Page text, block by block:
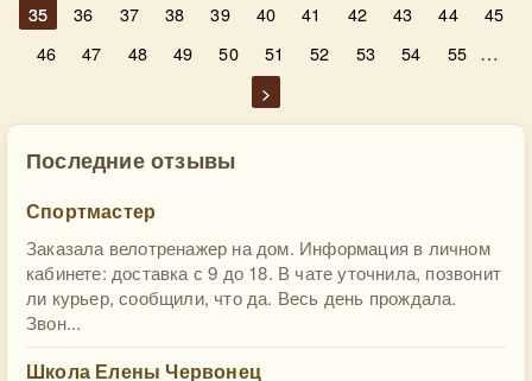
35
36 37 38 39 40 41 42 43 44
45
46
47 48 49 50 51 52 53 54 55 …
>
Последние отзывы
Спортмастер
Заказала велотренажер на дом. Информация в личном
кабинете: доставка с 9 до 18. В чате уточнила, позвонит
ли курьер, сообщили, что да. Весь день прождала.
Звон...
Школа Елены Червонец